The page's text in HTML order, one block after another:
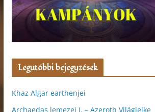
Legutóbbi bejegyzések
Khaz Algar earthenjei
Archaedas lemezei I. – Azeroth Világlelke